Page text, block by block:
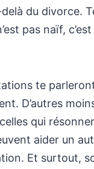
du divorce.
pas naïf,
te
D’autres
qui
aider un
Et surtout,